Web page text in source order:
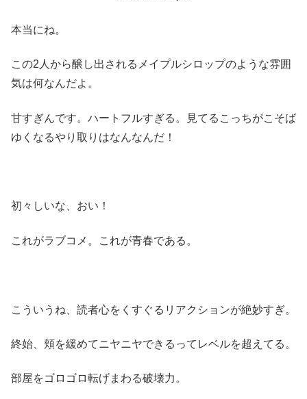
本当にね。
この2人から醸し出されるメイプルシロップのような雰囲
気は何なんだよ。
甘すぎんです。ハートフルすぎる。見てるこっちがこそば
ゆくなるやり取りはなんなんだ！
初々しいな、おい！
これがラブコメ。これが青春である。
こういうね、読者心をくすぐるリアクションが絶妙すぎ。
終始、頬を緩めてニヤニヤできるってレベルを超えてる。
部屋をゴロゴロ転げまわる破壊力。